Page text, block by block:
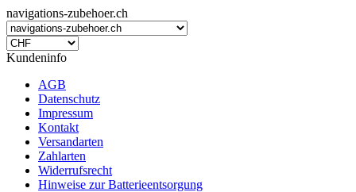
navigations-zubehoer.ch
Kundeninfo
AGB
Datenschutz
Impressum
Kontakt
Versandarten
Zahlarten
Widerrufsrecht
Hinweise zur Batterieentsorgung